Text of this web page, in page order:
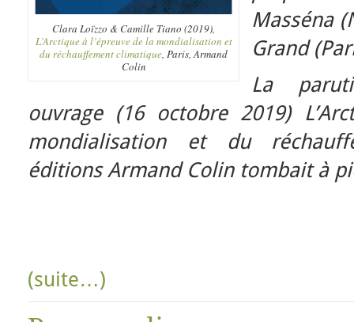
Clara Loïzzo & Camille Tiano (2019),
L’Arctique à l’épreuve de la mondialisation et
du réchauffement climatique, Paris, Armand
Colin
Masséna
Grand
La
ouvrage (16 octobre 2019)
mondialisation et du
éditions Armand Colin tombait à
(suite…)